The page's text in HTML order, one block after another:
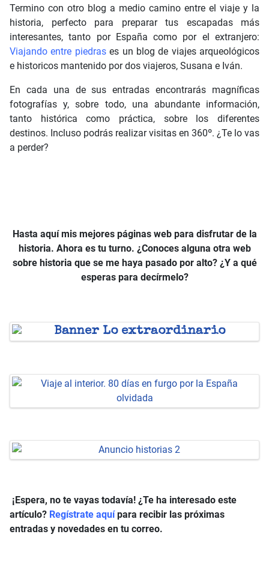
Termino con otro blog a medio camino entre el viaje y la
historia, perfecto para preparar tus escapadas más
interesantes, tanto por España como por el extranjero:
Viajando entre piedrases un blog de viajes arqueológicos
e historicos mantenido por dos viajeros, Susana e Iván.
En cada una de sus entradas encontrarás magníficas
fotografías y, sobre todo, una abundante información,
tanto histórica como práctica, sobre los diferentes
destinos. Incluso podrás realizar visitas en 360º. ¿Te lo vas
a perder?
Hasta aquí mis mejores páginas web para disfrutar de la
historia. Ahora es tu turno. ¿Conoces alguna otra web
sobre historia que se me haya pasado por alto? ¿Y a qué
esperas para decírmelo?
¡Espera, no te vayas todavía! ¿Te ha interesado este
artículo? Regístrate aquípara recibir las próximas
entradas y novedades en tu correo.